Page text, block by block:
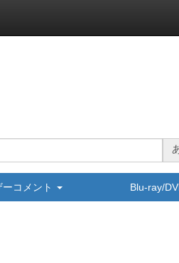
ーコメント Blu-ray/